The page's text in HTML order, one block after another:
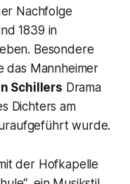
Nachfolge
1839 in
Besondere
das Mannheimer
Schillers Drama
Dichters am
wurde.
der Hofkapelle